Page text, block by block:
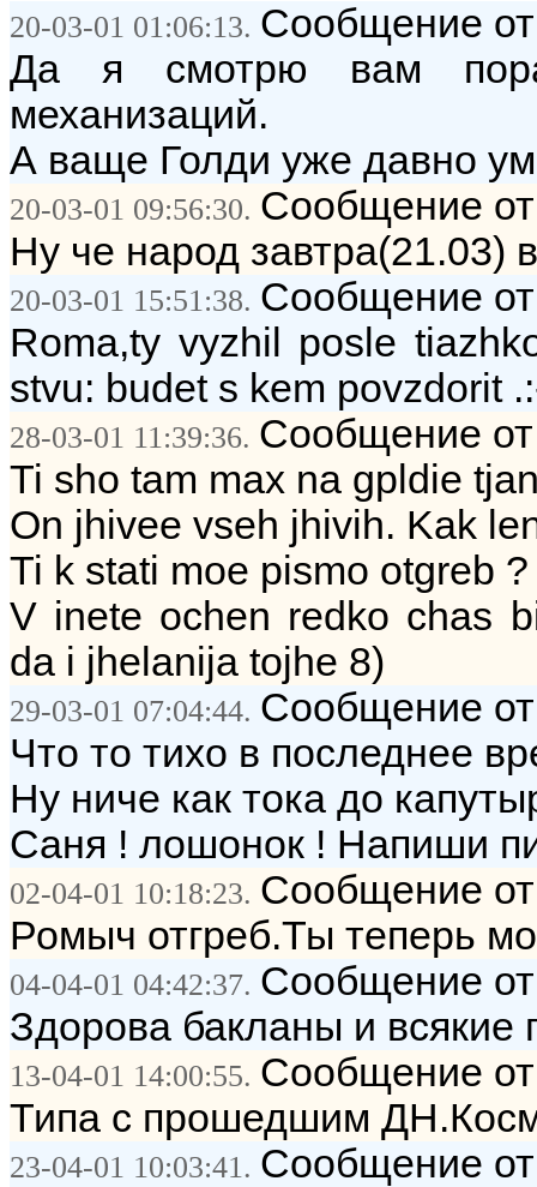
20-03-01 01:06:13. Сообщение
Да я смотрю вам
механизаций.
А ваще Голди уже давно
20-03-01 09:56:30. Сообщение
Ну че народ завтра(21.03)
20-03-01 15:51:38. Сообщение
Roma,ty vyzhil posle
stvu: budet s kem povzdorit
28-03-01 11:39:36. Сообщение
Ti sho tam max na gpldie
On jhivee vseh jhivih. Kak
Ti k stati moe pismo otgreb ?
V inete ochen redko chas
da i jhelanija tojhe 8)
29-03-01 07:04:44. Сообщение
Что то тихо в последнее
Ну ниче как тока до
Саня ! лошонок ! Напиши
02-04-01 10:18:23. Сообщение
Ромыч отгреб.Ты теперь
04-04-01 04:42:37. Сообщение
Здорова бакланы и всякие
13-04-01 14:00:55. Сообщение
Типа с прошедшим
23-04-01 10:03:41. Сообщение